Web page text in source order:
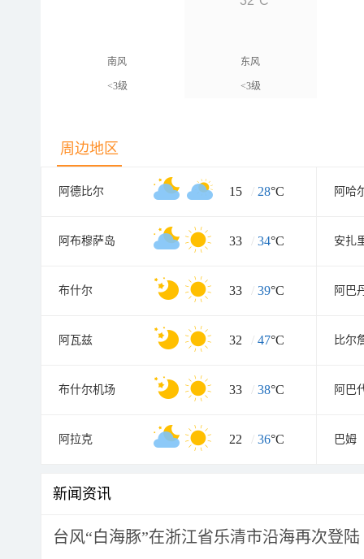
南风
<3级
东风
<3级
周边地区
阿德比尔 15 / 28°C 阿哈
阿布穆萨岛 33 / 34°C 安扎
布什尔 33 / 39°C 阿巴
阿瓦兹 32 / 47°C 比尔
布什尔机场 33 / 38°C 阿巴
阿拉克 22 / 36°C 巴姆
新闻资讯
台风“白海豚”在浙江省乐清市沿海再次登陆